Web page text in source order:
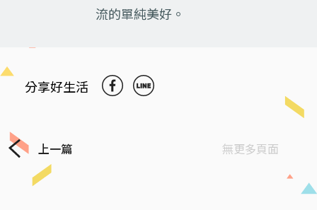
流的單純美好。
分享好生活
上一篇 無更多頁面
Next